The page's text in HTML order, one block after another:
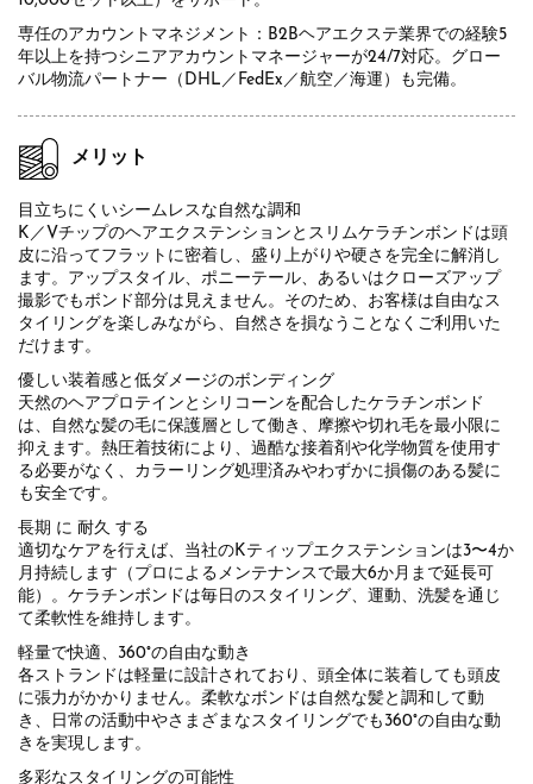
専任のアカウントマネジメント：B2Bヘアエクステ業界での経験5
年以上を持つシニアアカウントマネージャーが24/7対応。グロー
バル物流パートナー（DHL／FedEx／航空／海運）も完備。
メリット
目立ちにくいシームレスな自然な調和
K／Vチップのヘアエクステンションとスリムケラチンボンドは頭
皮に沿ってフラットに密着し、盛り上がりや硬さを完全に解消し
ます。アップスタイル、ポニーテール、あるいはクローズアップ
撮影でもボンド部分は見えません。そのため、お客様は自由なス
タイリングを楽しみながら、自然さを損なうことなくご利用いた
だけます。
優しい装着感と低ダメージのボンディング
天然のヘアプロテインとシリコーンを配合したケラチンボンド
は、自然な髪の毛に保護層として働き、摩擦や切れ毛を最小限に
抑えます。熱圧着技術により、過酷な接着剤や化学物質を使用す
る必要がなく、カラーリング処理済みやわずかに損傷のある髪に
も安全です。
長期 に 耐久 する
適切なケアを行えば、当社のKティップエクステンションは3〜4か
月持続します（プロによるメンテナンスで最大6か月まで延長可
能）。ケラチンボンドは毎日のスタイリング、運動、洗髪を通じ
て柔軟性を維持します。
軽量で快適、360°の自由な動き
各ストランドは軽量に設計されており、頭全体に装着しても頭皮
に張力がかかりません。柔軟なボンドは自然な髪と調和して動
き、日常の活動中やさまざまなスタイリングでも360°の自由な動
きを実現します。
多彩なスタイリングの可能性